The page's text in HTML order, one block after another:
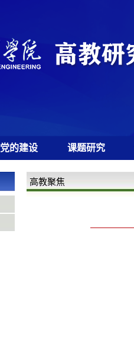
党的建设 课题研究
高教聚焦